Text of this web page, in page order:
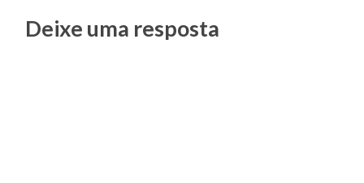
Posts
Deixe uma resposta